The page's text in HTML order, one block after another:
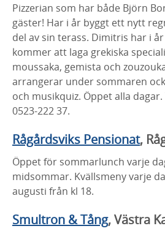
Pizzerian som har både Björn
gäster! Har i år byggt ett nytt
del av sin terass. Dimitris har i
kommer att laga grekiska
moussaka, gemista och
arrangerar under sommaren
och musikquiz. Öppet alla
0523-222 37.
Rågårdsviks Pensionat,
Öppet för sommarlunch varje
midsommar. Kvällsmeny varje
augusti från kl 18.
Smultron & Tång, Västra